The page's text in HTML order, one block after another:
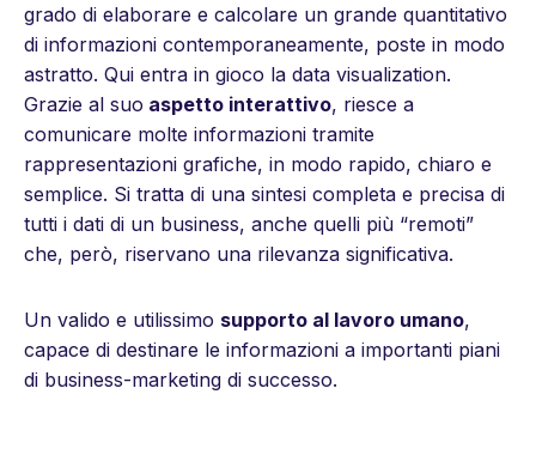
grado di elaborare e calcolare un grande quantitativo
di informazioni contemporaneamente, poste in modo
astratto. Qui entra in gioco la data visualization.
Grazie al suo aspetto interattivo, riesce a
comunicare molte informazioni tramite
rappresentazioni grafiche, in modo rapido, chiaro e
semplice. Si tratta di una sintesi completa e precisa di
tutti i dati di un business, anche quelli più “remoti”
che, però, riservano una rilevanza significativa.
Un valido e utilissimo supporto al lavoro umano,
capace di destinare le informazioni a importanti piani
di business-marketing di successo.